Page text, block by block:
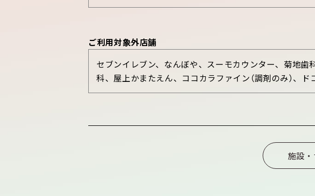
ご利用対象外店舗
セブンイレブン、なんぼや、スーモカウンター、菊地
科、屋上かまたえん、ココカラファイン（調剤のみ）、
施設